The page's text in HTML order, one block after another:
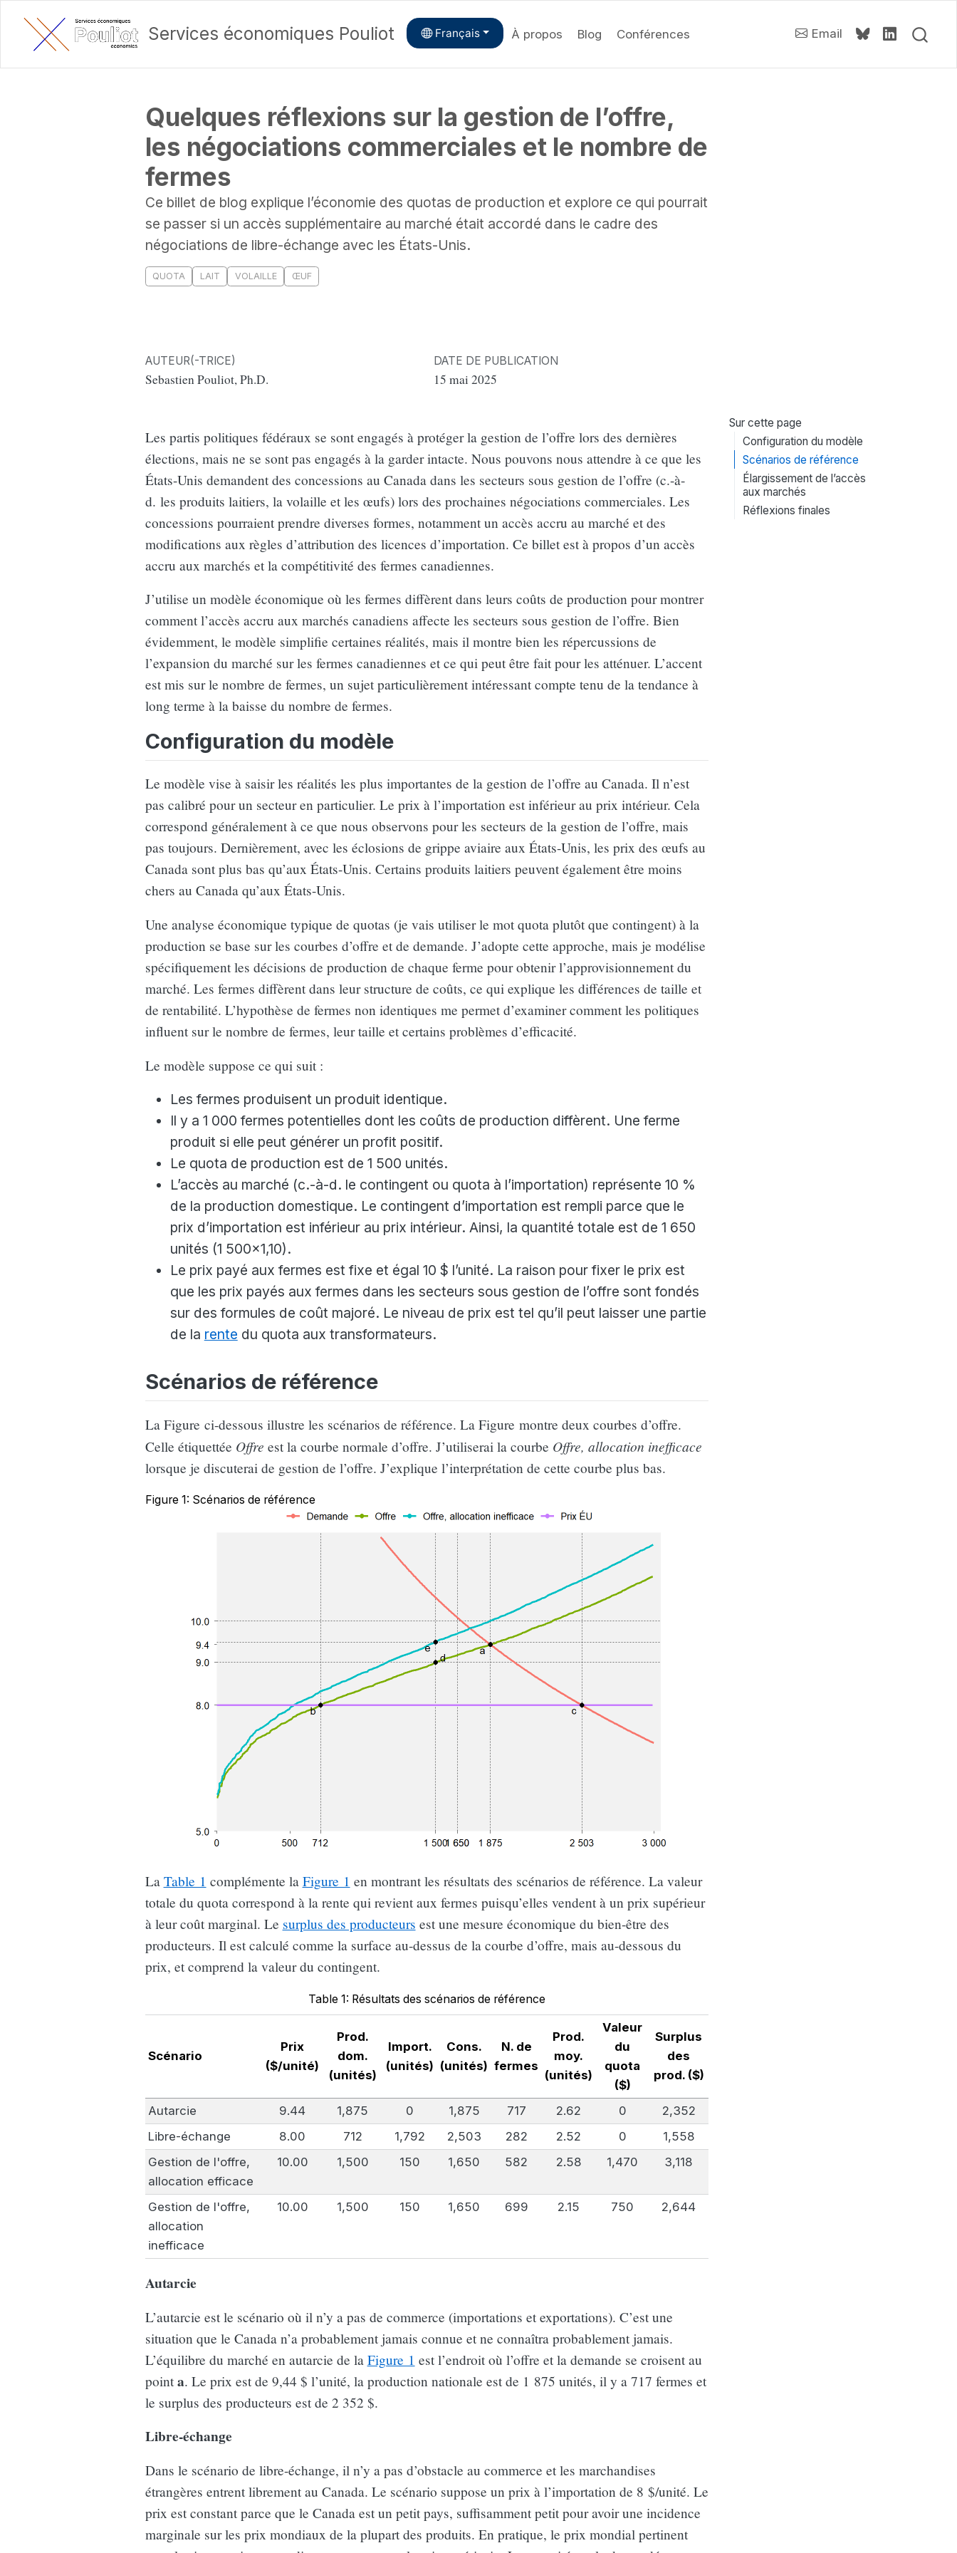
Services économiques Pouliot Français À propos Blog Conférences Email
Quelques réflexions sur la gestion de l’offre,
les négociations commerciales et le nombre de
fermes
Ce billet de blog explique l’économie des quotas de production et explore ce qui pourrait
se passer si un accès supplémentaire au marché était accordé dans le cadre des
négociations de libre-échange avec les États-Unis.
QUOTA LAIT VOLAILLE ŒUF
AUTEUR(-TRICE)
Sebastien Pouliot, Ph.D.
DATE DE PUBLICATION
15 mai 2025
Sur cette page
Configuration du modèle
Scénarios de référence
Élargissement de l’accès
aux marchés
Réflexions finales
Les partis politiques fédéraux se sont engagés à protéger la gestion de l’offre lors des dernières
élections, mais ne se sont pas engagés à la garder intacte. Nous pouvons nous attendre à ce que les
États-Unis demandent des concessions au Canada dans les secteurs sous gestion de l’offre (c.-à-
d. les produits laitiers, la volaille et les œufs) lors des prochaines négociations commerciales. Les
concessions pourraient prendre diverses formes, notamment un accès accru au marché et des
modifications aux règles d’attribution des licences d’importation. Ce billet est à propos d’un accès
accru aux marchés et la compétitivité des fermes canadiennes.
J’utilise un modèle économique où les fermes diffèrent dans leurs coûts de production pour montrer
comment l’accès accru aux marchés canadiens affecte les secteurs sous gestion de l’offre. Bien
évidemment, le modèle simplifie certaines réalités, mais il montre bien les répercussions de
l’expansion du marché sur les fermes canadiennes et ce qui peut être fait pour les atténuer. L’accent
est mis sur le nombre de fermes, un sujet particulièrement intéressant compte tenu de la tendance à
long terme à la baisse du nombre de fermes.
Configuration du modèle
Le modèle vise à saisir les réalités les plus importantes de la gestion de l’offre au Canada. Il n’est
pas calibré pour un secteur en particulier. Le prix à l’importation est inférieur au prix intérieur. Cela
correspond généralement à ce que nous observons pour les secteurs de la gestion de l’offre, mais
pas toujours. Dernièrement, avec les éclosions de grippe aviaire aux États-Unis, les prix des œufs au
Canada sont plus bas qu’aux États-Unis. Certains produits laitiers peuvent également être moins
chers au Canada qu’aux États-Unis.
Une analyse économique typique de quotas (je vais utiliser le mot quota plutôt que contingent) à la
production se base sur les courbes d’offre et de demande. J’adopte cette approche, mais je modélise
spécifiquement les décisions de production de chaque ferme pour obtenir l’approvisionnement du
marché. Les fermes diffèrent dans leur structure de coûts, ce qui explique les différences de taille et
de rentabilité. L’hypothèse de fermes non identiques me permet d’examiner comment les politiques
influent sur le nombre de fermes, leur taille et certains problèmes d’efficacité.
Le modèle suppose ce qui suit :
Les fermes produisent un produit identique.
Il y a 1 000 fermes potentielles dont les coûts de production diffèrent. Une ferme
produit si elle peut générer un profit positif.
Le quota de production est de 1 500 unités.
L’accès au marché (c.-à-d. le contingent ou quota à l’importation) représente 10 %
de la production domestique. Le contingent d’importation est rempli parce que le
prix d’importation est inférieur au prix intérieur. Ainsi, la quantité totale est de 1 650
unités (1 500x1,10).
Le prix payé aux fermes est fixe et égal 10 $ l’unité. La raison pour fixer le prix est
que les prix payés aux fermes dans les secteurs sous gestion de l’offre sont fondés
sur des formules de coût majoré. Le niveau de prix est tel qu’il peut laisser une partie
de la rente du quota aux transformateurs.
Scénarios de référence
La Figure ci-dessous illustre les scénarios de référence. La Figure montre deux courbes d’offre.
Celle étiquettée Offre est la courbe normale d’offre. J’utiliserai la courbe Offre, allocation inefficace
lorsque je discuterai de gestion de l’offre. J’explique l’interprétation de cette courbe plus bas.
Figure 1: Scénarios de référence
La Table 1 complémente la Figure 1 en montrant les résultats des scénarios de référence. La valeur
totale du quota correspond à la rente qui revient aux fermes puisqu’elles vendent à un prix supérieur
à leur coût marginal. Le surplus des producteurs est une mesure économique du bien-être des
producteurs. Il est calculé comme la surface au-dessus de la courbe d’offre, mais au-dessous du
prix, et comprend la valeur du contingent.
Table 1: Résultats des scénarios de référence
Scénario
Prix
($/unité)
Prod.
dom.
(unités)
Import.
(unités)
Cons.
(unités)
N. de
fermes
Prod.
moy.
(unités)
Valeur
du
quota
($)
Surplus
des
prod. ($)
Autarcie 9.44 1,875 0 1,875 717 2.62 0
2,352
Libre-échange
8.00 712 1,792 2,503 282 2.52 0
1,558
Gestion de l'offre,
allocation efficace
10.00 1,500 150 1,650 582 2.58 1,470 3,118
Gestion de l'offre,
allocation
inefficace
10.00 1,500 150 1,650 699 2.15 750 2,644
Autarcie
L’autarcie est le scénario où il n’y a pas de commerce (importations et exportations). C’est une
situation que le Canada n’a probablement jamais connue et ne connaîtra probablement jamais.
L’équilibre du marché en autarcie de la Figure 1 est l’endroit où l’offre et la demande se croisent au
pointa. Le prix est de 9,44 $ l’unité, la production nationale est de 1 875 unités, il y a 717 fermes et
le surplus des producteurs est de 2 352 $.
Libre-échange
Dans le scénario de libre-échange, il n’y a pas d’obstacle au commerce et les marchandises
étrangères entrent librement au Canada. Le scénario suppose un prix à l’importation de 8 $/unité. Le
prix est constant parce que le Canada est un petit pays, suffisamment petit pour avoir une incidence
marginale sur les prix mondiaux de la plupart des produits. En pratique, le prix mondial pertinent